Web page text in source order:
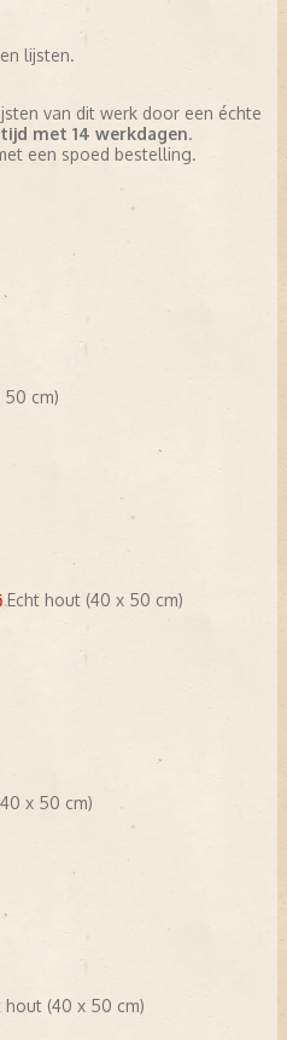
lijsten.
van dit werk door een échte
met 14 werkdagen.
een spoed bestelling.
50 cm)
Echt hout (40 x 50 cm)
x 50 cm)
hout (40 x 50 cm)